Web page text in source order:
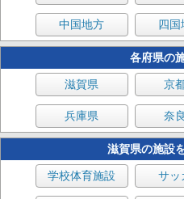
中国地方 四国
各府県の
滋賀県 京
兵庫県 奈
滋賀県の施設
学校体育施設 サッ